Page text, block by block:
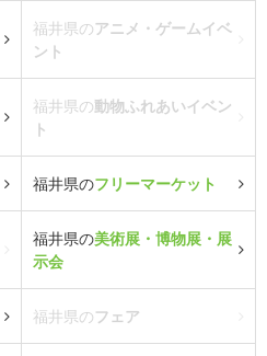
福井県のアニメ・ゲームイベ
ント
福井県の動物ふれあいイベン
ト
福井県のフリーマーケット
福井県の美術展・博物展・展
示会
福井県のフェア